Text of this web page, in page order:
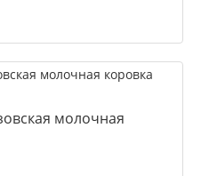
молочная